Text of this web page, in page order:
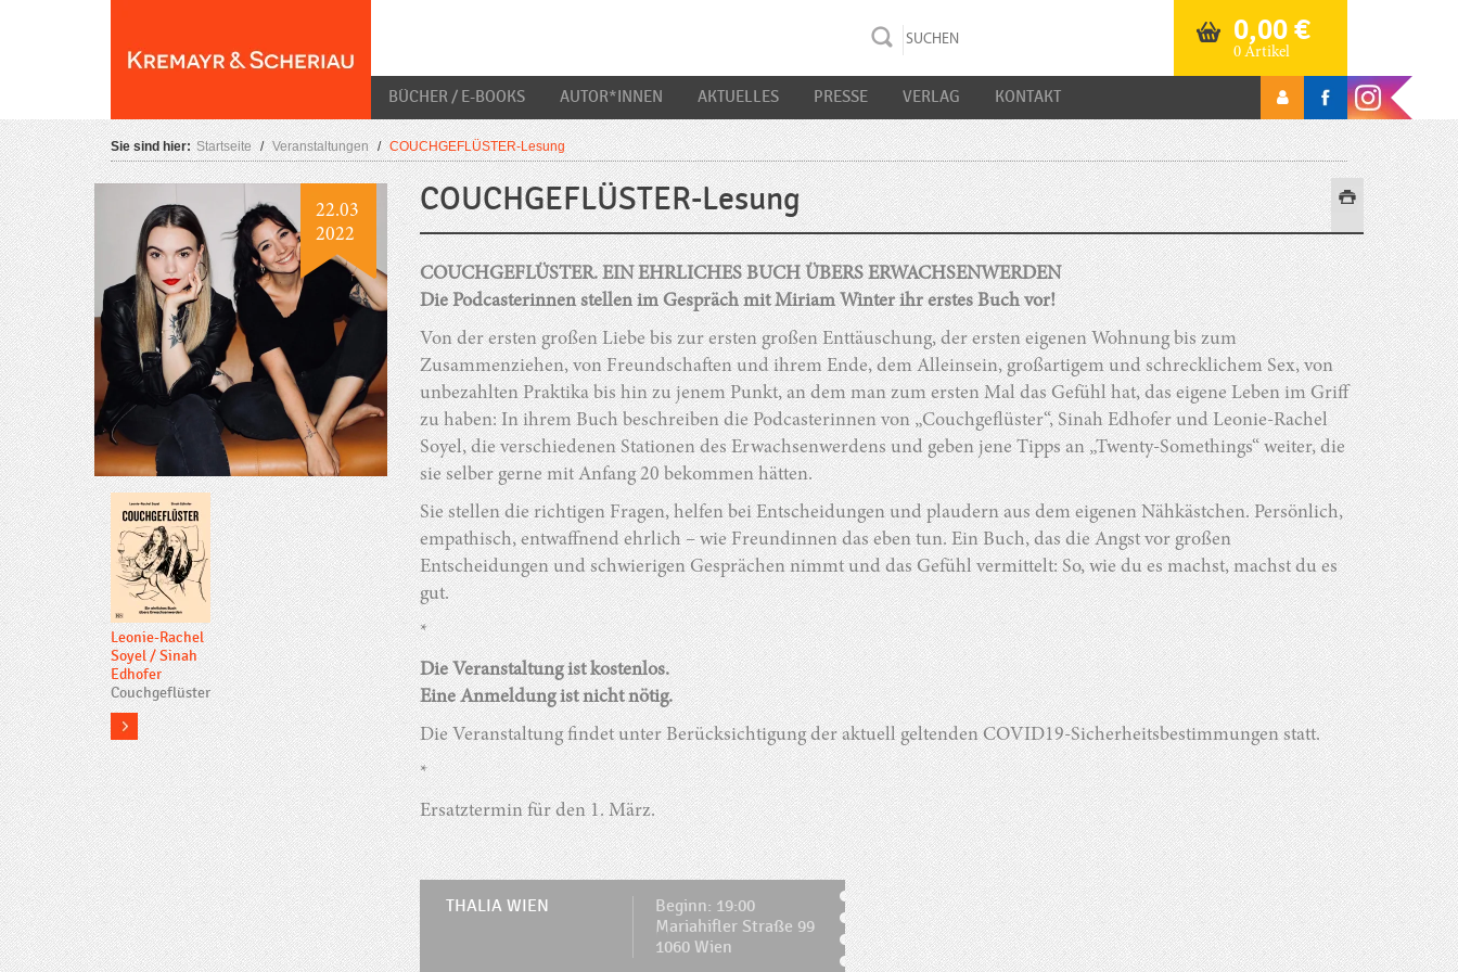
0,00€
0 Artikel
BÜCHER / E-BOOKS AUTOR*INNEN AKTUELLES PRESSE VERLAG KONTAKT
Sie sind hier: Startseite / Veranstaltungen / COUCHGEFLÜSTER-Lesung
22.03
2022
Leonie-Rachel
Soyel/Sinah
Edhofer
Couchgeflüster
more
COUCHGEFLÜSTER-Lesung
COUCHGEFLÜSTER. EIN EHRLICHES BUCH ÜBERS ERWACHSENWERDEN
Die Podcasterinnen stellen im Gespräch mit Miriam Winter ihr erstes Buch vor!
Von der ersten großen Liebe bis zur ersten großen Enttäuschung, der ersten eigenen Wohnung bis zum
Zusammenziehen, von Freundschaften und ihrem Ende, dem Alleinsein, großartigem und schrecklichem Sex, von
unbezahlten Praktika bis hin zu jenem Punkt, an dem man zum ersten Mal das Gefühl hat, das eigene Leben im Griff
zu haben: In ihrem Buch beschreiben die Podcasterinnen von „Couchgeflüster“, Sinah Edhofer und Leonie-Rachel
Soyel, die verschiedenen Stationen des Erwachsenwerdens und geben jene Tipps an „Twenty-Somethings“ weiter, die
sie selber gerne mit Anfang 20 bekommen hätten.
Sie stellen die richtigen Fragen, helfen bei Entscheidungen und plaudern aus dem eigenen Nähkästchen. Persönlich,
empathisch, entwaffnend ehrlich – wie Freundinnen das eben tun. Ein Buch, das die Angst vor großen
Entscheidungen und schwierigen Gesprächen nimmt und das Gefühl vermittelt: So, wie du es machst, machst du es
gut.
*
Die Veranstaltung ist kostenlos.
Eine Anmeldung ist nicht nötig.
Die Veranstaltung findet unter Berücksichtigung der aktuell geltenden COVID19-Sicherheitsbestimmungen statt.
*
Ersatztermin für den 1. März.
THALIA WIEN
Beginn: 19:00
Mariahifler Straße 99
1060 Wien